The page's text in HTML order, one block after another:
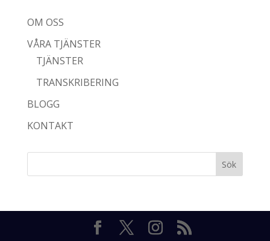
OM OSS
VÅRA TJÄNSTER
TJÄNSTER
TRANSKRIBERING
BLOGG
KONTAKT